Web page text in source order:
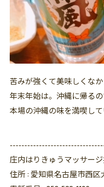
苦みが強くて美味しくなか
年末年始は。沖縄に帰る
本場の沖縄の味を満喫して
庄内はりきゅうマッサー
住所 : 愛知県名古屋市西区